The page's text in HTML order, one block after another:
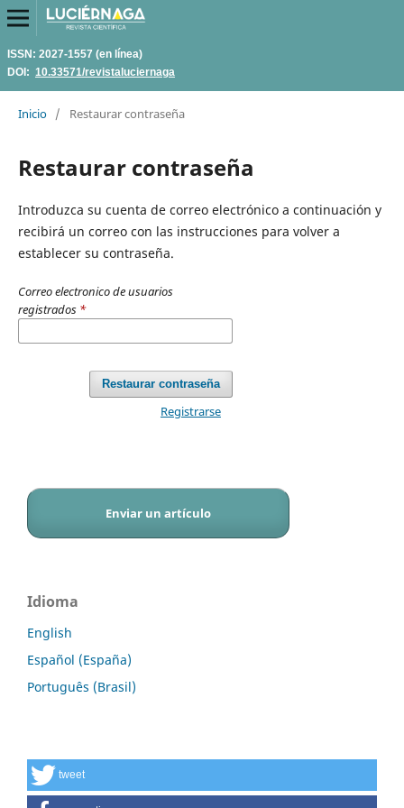
ISSN: 2027-1557 (en línea)
DOI: 10.33571/revistaluciernaga
Inicio / Restaurar contraseña
Restaurar contraseña
Introduzca su cuenta de correo electrónico a continuación y
recibirá un correo con las instrucciones para volver a
establecer su contraseña.
Correo electronico de usuarios
registrados *
Restaurar contraseña
Registrarse
Enviar un artículo
Idioma
English
Español (España)
Português (Brasil)
tweet